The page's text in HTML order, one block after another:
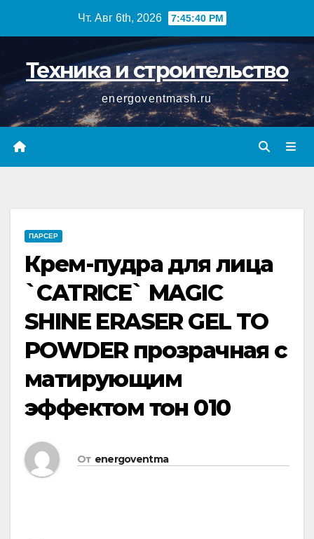
Чт. Авг 6th, 2026 7:45:41 PM
Техника и строительство
energoventmash.ru
ПАРСЕР
Крем-пудра для лица
`CATRICE` MAGIC
SHINE ERASER GEL TO
POWDER прозрачная с
матирующим
эффектом тон 010
От energoventma